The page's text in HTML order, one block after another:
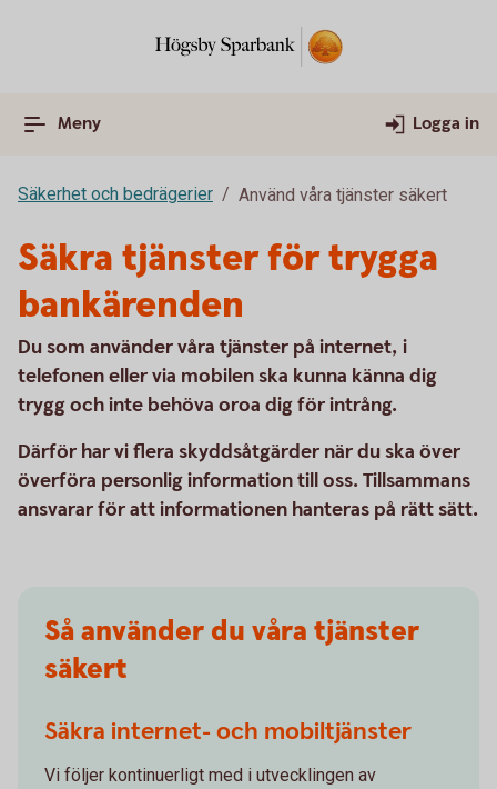
Meny Logga in
Säkerhet och bedrägerier Använd våra tjänster säkert
Säkra tjänster för trygga
bankärenden
Du som använder våra tjänster på internet, i
telefonen eller via mobilen ska kunna känna dig
trygg och inte behöva oroa dig för intrång.
Därför har vi flera skyddsåtgärder när du ska över
överföra personlig information till oss. Tillsammans
ansvarar för att informationen hanteras på rätt sätt.
Så använder du våra tjänster
säkert
Säkra internet- och mobiltjänster
Vi följer kontinuerligt med i utvecklingen av